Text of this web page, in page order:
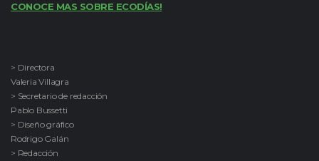
CONOCE MAS SOBRE ECODÍAS!
> Directora
Valeria Villagra
> Secretario de redacción
Pablo Bussetti
> Diseño gráfico
Rodrigo Galán
> Redacción